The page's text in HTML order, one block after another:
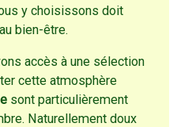
y choisissons doit
bien-être.
accès à une sélection
cette atmosphère
sont particulièrement
Naturellement doux